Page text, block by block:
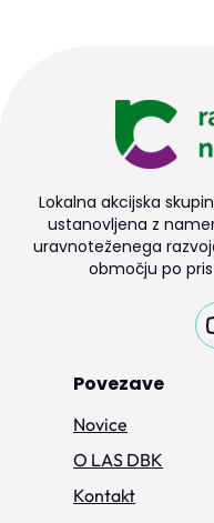
Lokalna akcijska
ustanovljena z
uravnoteženega
območju po
Povezave
Novice
O LAS DBK
Kontakt